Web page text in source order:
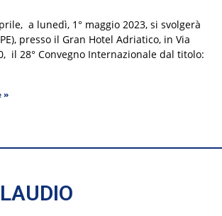
a lunedì, 1° maggio 2023, si svolgerà
presso il Gran Hotel Adriatico, in Via
il 28° Convegno Internazionale dal titolo:
»